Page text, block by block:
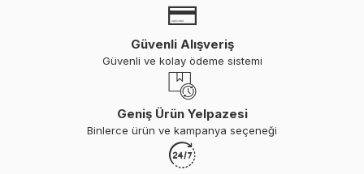
Güvenli Alışveriş
Güvenli ve kolay ödeme sistemi
Geniş Ürün Yelpazesi
Binlerce ürün ve kampanya seçeneği